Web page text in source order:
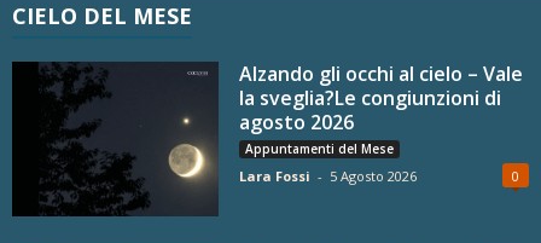
CIELO DEL MESE
Alzando gli occhi al cielo – Vale
la sveglia?Le congiunzioni di
agosto 2026
Appuntamenti del Mese
Lara Fossi - 5 Agosto 2026 0